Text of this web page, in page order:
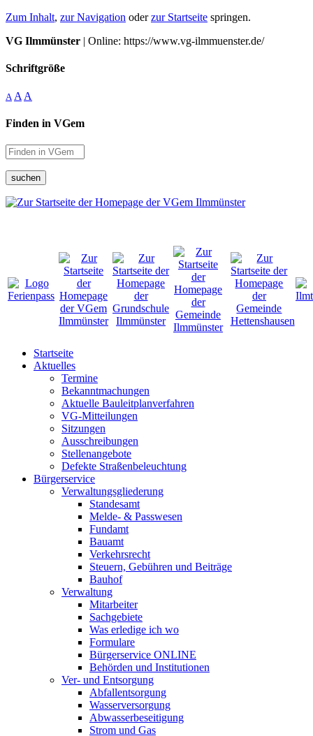
Zum Inhalt, zur Navigation oderzur Startseite springen.
VG Ilmmünster | Online: https://www.vg-ilmmuenster.de/
Schriftgröße
A A A
Finden in VGem
suchen
Startseite
Aktuelles
Termine
Bekanntmachungen
Aktuelle Bauleitplanverfahren
VG-Mitteilungen
Sitzungen
Ausschreibungen
Stellenangebote
Defekte Straßenbeleuchtung
Bürgerservice
Verwaltungsgliederung
Standesamt
Melde- & Passwesen
Fundamt
Bauamt
Verkehrsrecht
Steuern, Gebühren und Beiträge
Bauhof
Verwaltung
Mitarbeiter
Sachgebiete
Was erledige ich wo
Formulare
Bürgerservice ONLINE
Behörden und Institutionen
Ver- und Entsorgung
Abfallentsorgung
Wasserversorgung
Abwasserbeseitigung
Strom und Gas